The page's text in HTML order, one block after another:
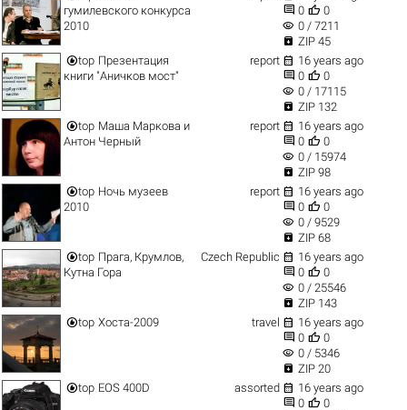
гумилевского конкурса
2010
 0  0
visibility 0 / 7211
 ZIP 45
top Презентация
книги "Аничков мост"
report  16 years ago
 0  0
visibility 0 / 17115
 ZIP 132
top Маша Маркова и
Антон Черный
report  16 years ago
 0  0
visibility 0 / 15974
 ZIP 98
top Ночь музеев
2010
report  16 years ago
 0  0
visibility 0 / 9529
 ZIP 68
top Прага, Крумлов,
Кутна Гора
Czech Republic  16 years ago
 0  0
visibility 0 / 25546
 ZIP 143
top Хоста-2009 travel  16 years ago
 0  0
visibility 0 / 5346
 ZIP 20
top EOS 400D assorted  16 years ago
 0  0